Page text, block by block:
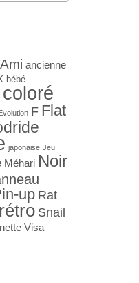
Ami ancienne
bébé
coloré
Evolution F Flat
japonaise Jeu
Méhari Noir
up Rat
rétro Snail
Visa